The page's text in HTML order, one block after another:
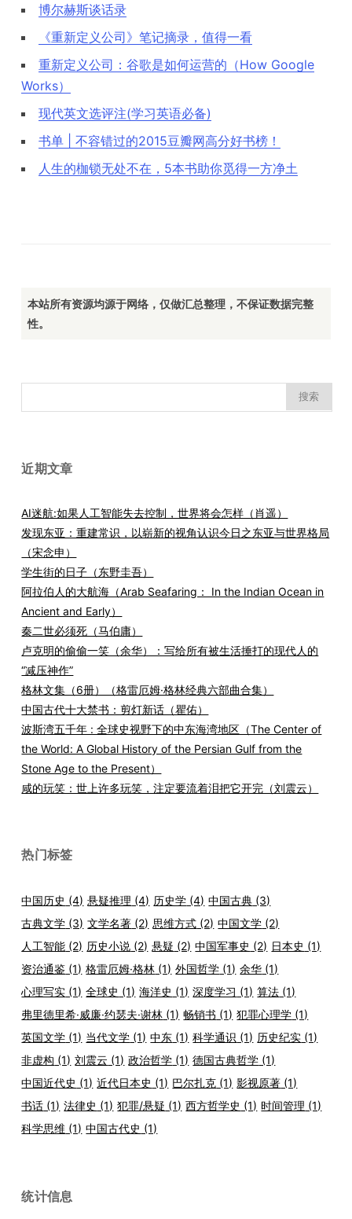
博尔赫斯谈话录
《重新定义公司》笔记摘录，值得一看
重新定义公司：谷歌是如何运营的（How Google
Works）
现代英文选评注(学习英语必备)
书单 | 不容错过的2015豆瓣网高分好书榜！
人生的枷锁无处不在，5本书助你觅得一方净土
本站所有资源均源于网络，仅做汇总整理，不保证数据完整
性。
索：
近期文章
AI迷航:如果人工智能失去控制，世界将会怎样（肖遥）
发现东亚：重建常识，以崭新的视角认识今日之东亚与世界格局
（宋念申）
学生街的日子（东野圭吾）
阿拉伯人的大航海（Arab Seafaring： In the Indian Ocean in
Ancient and Early）
秦二世必须死（马伯庸）
卢克明的偷偷一笑（余华）：写给所有被生活捶打的现代人的
“减压神作”
格林文集（6册）（格雷厄姆·格林经典六部曲合集）
中国古代十大禁书：剪灯新话（瞿佑）
波斯湾五千年 : 全球史视野下的中东海湾地区（The Center of
the World: A Global History of the Persian Gulf from the
Stone Age to the Present）
咸的玩笑：世上许多玩笑，注定要流着泪把它开完（刘震云）
热门标签
中国历史 (4) 悬疑推理 (4) 历史学 (4) 中国古典 (3)
古典文学 (3) 文学名著 (2) 思维方式 (2) 中国文学 (2)
人工智能 (2) 历史小说 (2) 悬疑 (2) 中国军事史 (2) 日本史 (1)
资治通鉴 (1) 格雷厄姆·格林 (1) 外国哲学 (1) 余华 (1)
心理写实 (1) 全球史 (1) 海洋史 (1) 深度学习 (1) 算法 (1)
弗里德里希·威廉·约瑟夫·谢林 (1) 畅销书 (1) 犯罪心理学 (1)
英国文学 (1) 当代文学 (1) 中东 (1) 科学通识 (1) 历史纪实 (1)
非虚构 (1) 刘震云 (1) 政治哲学 (1) 德国古典哲学 (1)
中国近代史 (1) 近代日本史 (1) 巴尔扎克 (1) 影视原著 (1)
书话 (1) 法律史 (1) 犯罪/悬疑 (1) 西方哲学史 (1) 时间管理 (1)
科学思维 (1) 中国古代史 (1)
统计信息